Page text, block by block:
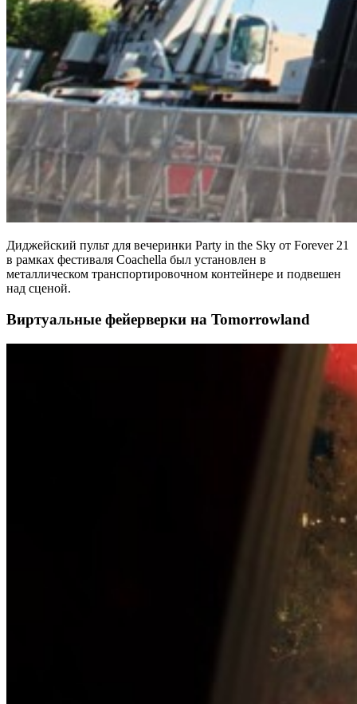
Диджейский пульт для вечеринки Party in the Sky от Forever 21
в рамках фестиваля Coachella был установлен в
металлическом транспортировочном контейнере и подвешен
над сценой.
Виртуальные фейерверки на Tomorrowland